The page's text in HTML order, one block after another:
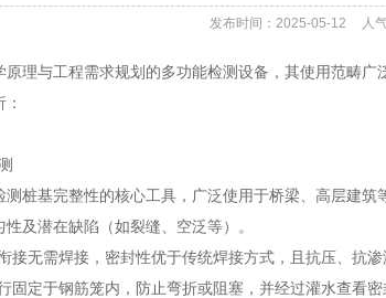
发布时间：2025-05-12 人
理与工程需求规划的多功能检测设备，其使用范畴
桩基完整性的核心工具，广泛使用于桥梁、高层建
及潜在缺陷（如裂缝、空泛等）。
接无需焊接，密封性优于传统焊接方式，且抗压、抗
固定于钢筋笼内，防止弯折或阻塞，并经过灌水查看密